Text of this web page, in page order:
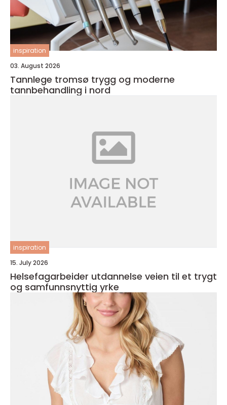
inspiration
03. August 2026
Tannlege tromsø trygg og moderne
tannbehandling i nord
inspiration
15. July 2026
Helsefagarbeider utdannelse veien til et trygt
og samfunnsnyttig yrke